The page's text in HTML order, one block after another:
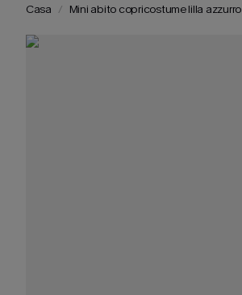
Casa Mini abito copricostume lilla azzurro